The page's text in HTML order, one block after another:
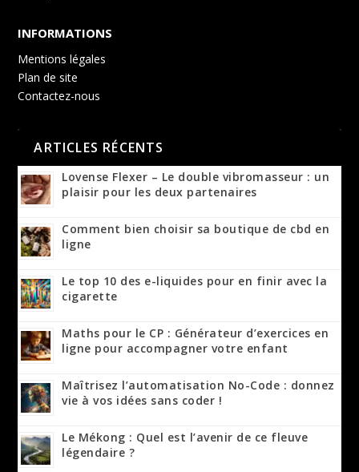
INFORMATIONS
Mentions légales
Plan de site
Contactez-nous
ARTICLES RÉCENTS
Lovense Flexer – Le double vibromasseur : un
plaisir pour les deux partenaires
Comment bien choisir sa boutique de cbd en
ligne
Le top 10 des e-liquides pour en finir avec la
cigarette
Maths pour le CP : Générateur d’exercices en
ligne pour accompagner votre enfant
Maîtrisez l’automatisation No-Code : donnez
vie à vos idées sans coder !
Le Mékong : Quel est l’avenir de ce fleuve
légendaire ?